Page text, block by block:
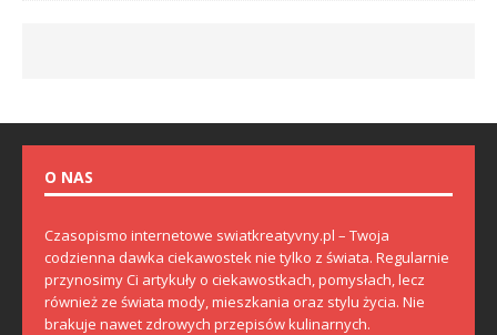
O NAS
Czasopismo internetowe swiatkreatyvny.pl – Twoja
codzienna dawka ciekawostek nie tylko z świata. Regularnie
przynosimy Ci artykuły o ciekawostkach, pomysłach, lecz
również ze świata mody, mieszkania oraz stylu życia. Nie
brakuje nawet zdrowych przepisów kulinarnych.